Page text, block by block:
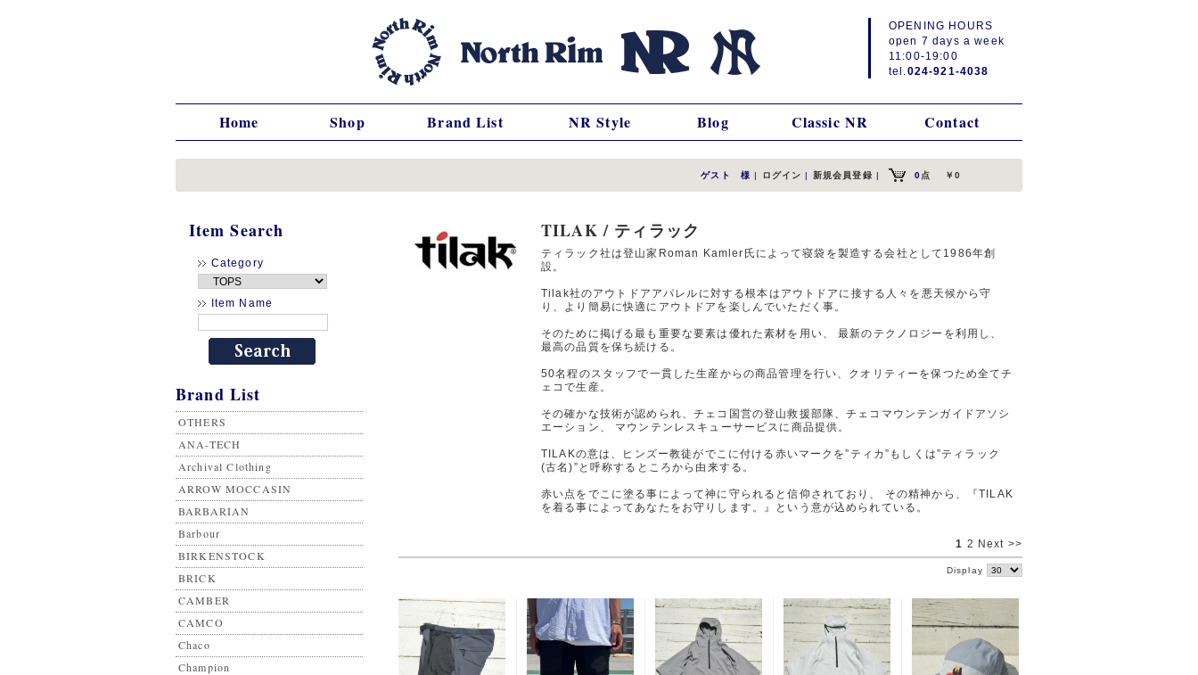
OPENING HOURS
open 7 days a week
11:00-19:00
tel. 024-921-4038
Home Shop Brand List NR Style Blog Classic NR Contact
ゲスト 様 | ログイン | 新規会員登録 | 0点 ￥0
Item Search
Category
Item Name
Brand List
OTHERS
ANA-TECH
Archival Clothing
ARROW MOCCASIN
BARBARIAN
Barbour
BIRKENSTOCK
BRICK
CAMBER
CAMCO
Chaco
Champion
TILAK / ティラック
ティラック社は登山家Roman Kamler氏によって寝袋を製造する会社として1986年創
設。
Tilak社のアウトドアアパレルに対する根本はアウトドアに接する人々を悪天候から守
り、より簡易に快適にアウトドアを楽しんでいただく事。
そのために掲げる最も重要な要素は優れた素材を用い、 最新のテクノロジーを利用し、
最高の品質を保ち続ける。
50名程のスタッフで一貫した生産からの商品管理を行い、クオリティーを保つため全てチ
ェコで生産。
その確かな技術が認められ、チェコ国営の登山救援部隊、チェコマウンテンガイドアソシ
エーション、 マウンテンレスキューサービスに商品提供。
TILAKの意は、ヒンズー教徒がでこに付ける赤いマークを”ティカ”もしくは”ティラック
(古名)”と呼称するところから由来する。
赤い点をでこに塗る事によって神に守られると信仰されており、 その精神から、『TILAK
を着る事によってあなたをお守りします。』という意が込められている。
1 2 Next >>
Display